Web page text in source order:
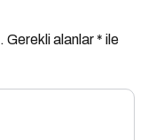
Gerekli alanlar* ile